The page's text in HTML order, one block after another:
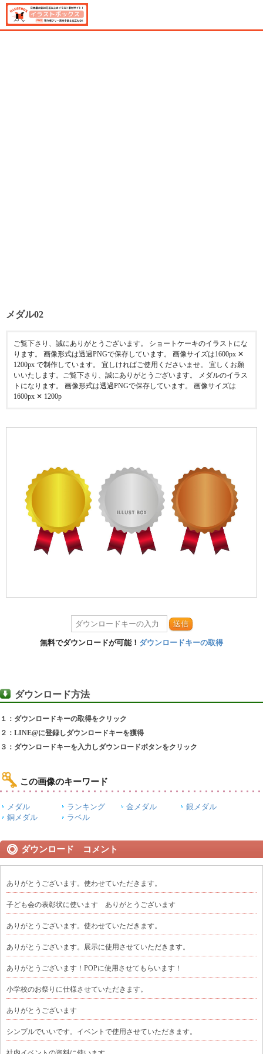
メダル02
ご覧下さり、誠にありがとうございます。 ショートケーキのイラストにな
ります。 画像形式は透過PNGで保存しています。 画像サイズは1600px ✕
1200px で制作しています。 宜しければご使用くださいませ。 宜しくお願
いいたします。ご覧下さり、誠にありがとうございます。 メダルのイラス
トになります。 画像形式は透過PNGで保存しています。 画像サイズは
1600px ✕ 1200p
送信
無料でダウンロードが可能！ ダウンロードキーの取得
ダウンロード方法
１：ダウンロードキーの取得をクリック
２：LINE@に登録しダウンロードキーを獲得
３：ダウンロードキーを入力しダウンロードボタンをクリック
この画像のキーワード
メダル ランキング 金メダル
銀メダル
銅メダル
ラベル
ダウンロード コメント
ありがとうございます。使わせていただきます。
子ども会の表彰状に使います ありがとうございます
ありがとうございます。使わせていただきます。
ありがとうございます。展示に使用させていただきます。
ありがとうございます！POPに使用させてもらいます！
小学校のお祭りに仕様させていただきます。
ありがとうございます
シンプルでいいです。イベントで使用させていただきます。